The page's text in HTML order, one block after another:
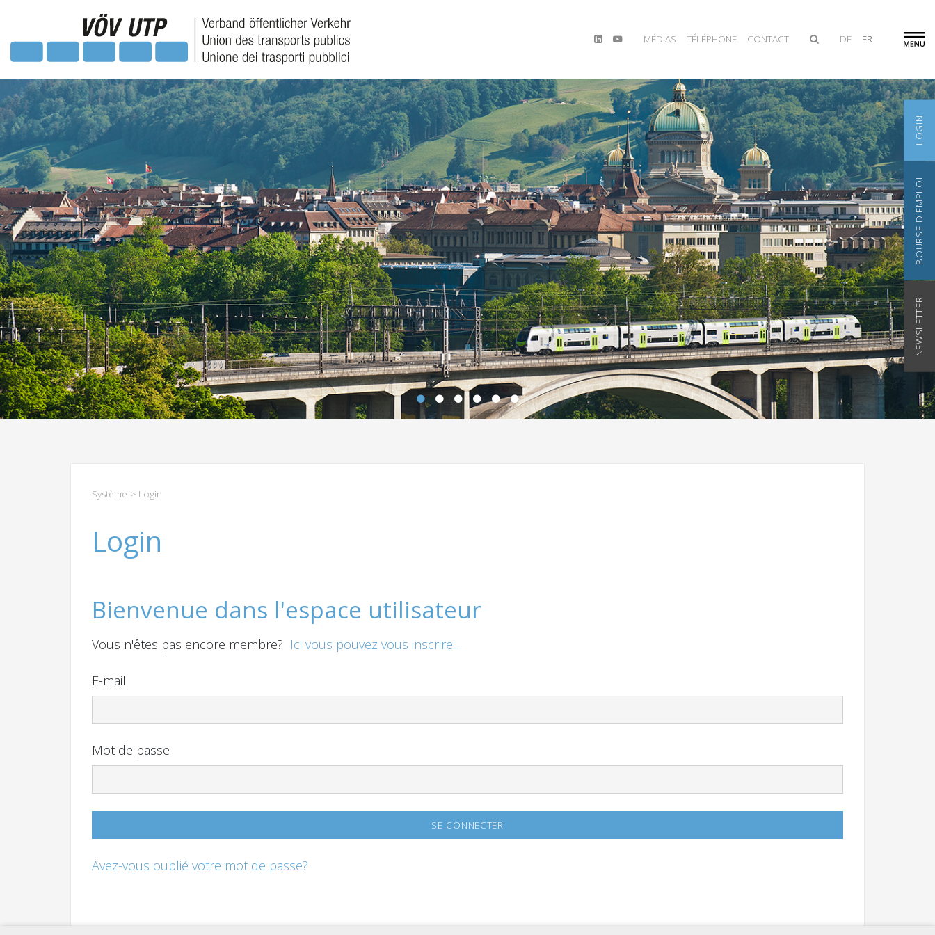
MÉDIAS TÉLÉPHONE CONTACT DE FR
LOGIN
BOURSE D'EMPLOI
NEWSLETTER
Système > Login
Login
Bienvenue dans l'espace utilisateur
Vous n'êtes pas encore membre? Ici vous pouvez vous inscrire...
E-mail
Mot de passe
Avez-vous oublié votre mot de passe?